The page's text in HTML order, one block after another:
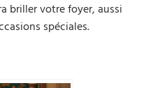
briller votre foyer, aussi
spéciales.